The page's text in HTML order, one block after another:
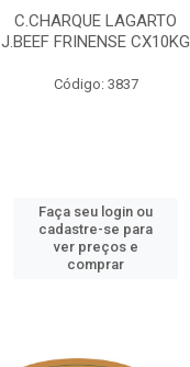
C.CHARQUE LAGARTO
J.BEEF FRINENSE CX10KG
Código: 3837
Faça seu login ou
cadastre-se para
ver preços e
comprar